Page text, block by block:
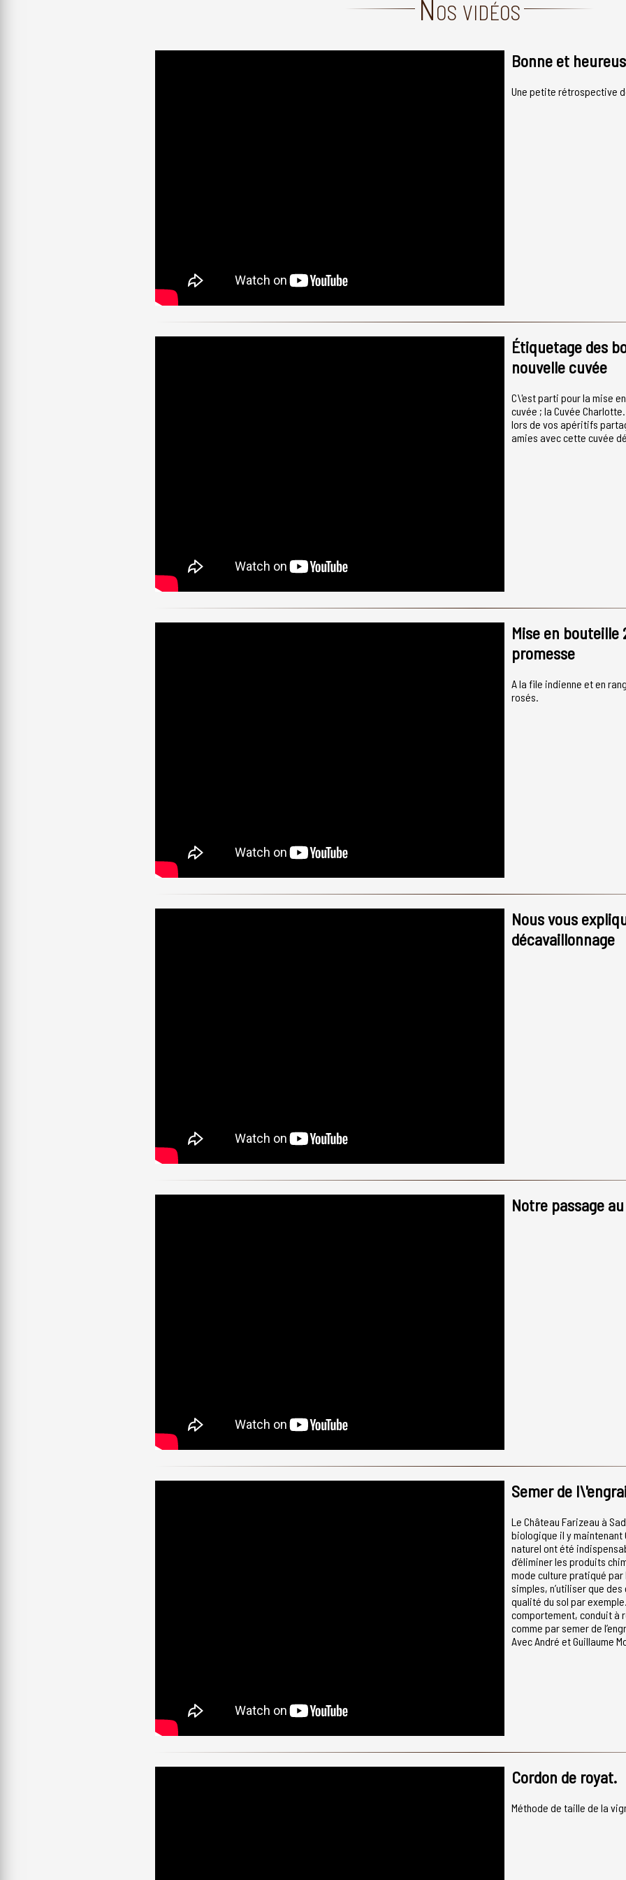
Nos vidéos
Bonne et
Une petite rétrospective
Étiquetage des
nouvelle cuvée
C\'est parti pour la mise
cuvée ; la Cuvée
lors de vos apéritifs
amies avec cette cuvée
Mise en bouteille
promesse
A la file indienne et en
rosés.
Nous vous
décavaillonnage
Notre passage
Semer de
Le Château Farizeau à
biologique il y maintenant
naturel ont été
d’éliminer les produits
mode culture pratiqué
simples, n’utiliser que
qualité du sol par
comportement, conduit à
comme par semer de
Avec André et Guillaume
Cordon de royat.
Méthode de taille de la